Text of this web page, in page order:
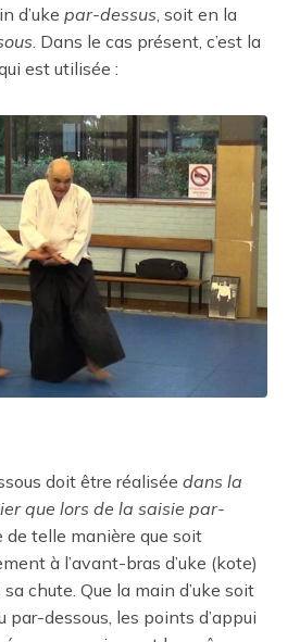
d’uke par-dessus, soit en la
. Dans le cas présent, c’est la
est utilisée :
doit être réalisée dans la
que lors de la saisie par-
de telle manière que soit
à l’avant-bras d’uke (kote)
chute. Que la main d’uke soit
par-dessous, les points d’appui